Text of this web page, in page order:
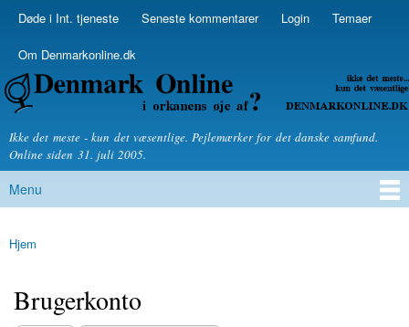
Skip to
Secondary menu
Døde i Int. tjeneste Seneste kommentarer Login Temaer
Om Denmarkonline.dk
Denmarkonline.dk - blognyheder om politik
Ikke det meste - kun det væsentlige. Pejlemærker for det danske samfund.
Online siden 31. juli 2005.
Main menu
Menu
You are here
Hjem
Brugerkonto